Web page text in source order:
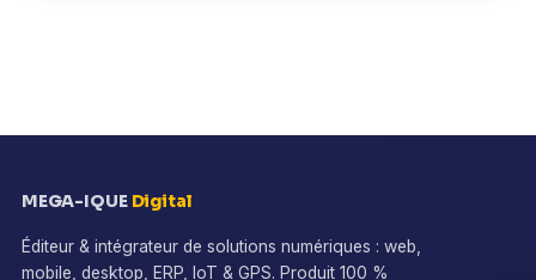
MEGA-IQUE Digital
Éditeur & intégrateur de solutions numériques : web,
mobile, desktop, ERP, IoT & GPS. Produit 100 %